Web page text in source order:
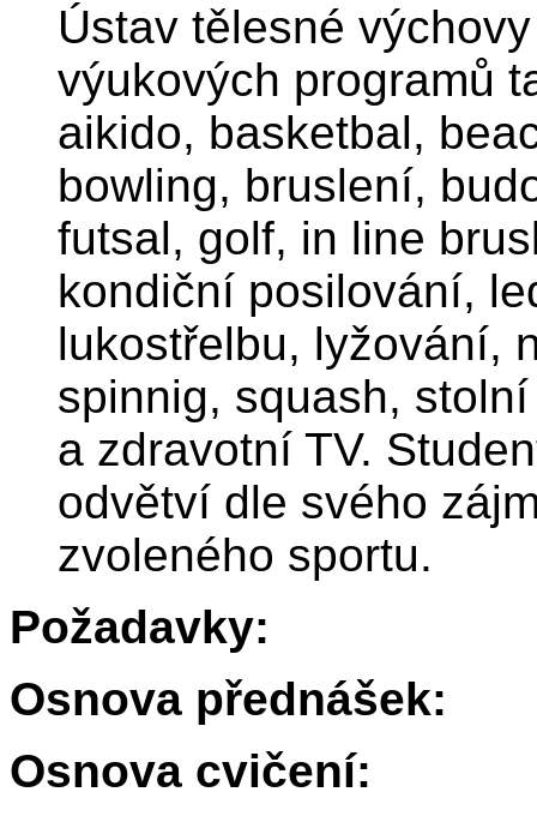
Ústav tělesné
výukových programů
aikido, basketbal,
bowling, bruslení,
futsal, golf, in line
kondiční posilování,
lukostřelbu, lyžování,
spinnig, squash,
a zdravotní TV.
odvětví dle svého
zvoleného sportu.
Požadavky:
Osnova přednášek:
Osnova cvičení: